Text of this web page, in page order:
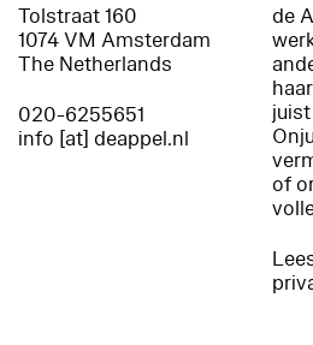
Tolstraat 160
1074 VM Amsterdam
The Netherlands
020-6255651
info [at] deappel.nl
de
of